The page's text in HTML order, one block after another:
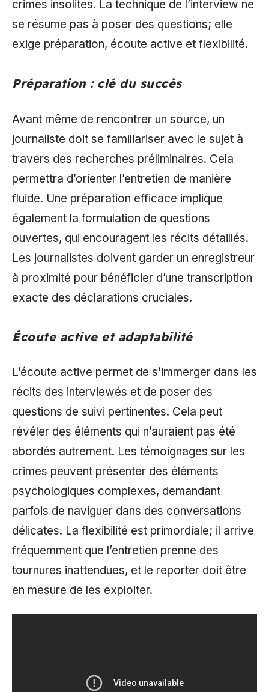
crimes insolites. La technique de l’interview ne
se résume pas à poser des questions; elle
exige préparation, écoute active et flexibilité.
Préparation : clé du succès
Avant même de rencontrer un source, un
journaliste doit se familiariser avec le sujet à
travers des recherches préliminaires. Cela
permettra d’orienter l’entretien de manière
fluide. Une préparation efficace implique
également la formulation de questions
ouvertes, qui encouragent les récits détaillés.
Les journalistes doivent garder un enregistreur
à proximité pour bénéficier d’une transcription
exacte des déclarations cruciales.
Écoute active et adaptabilité
L’écoute active permet de s’immerger dans les
récits des interviewés et de poser des
questions de suivi pertinentes. Cela peut
révéler des éléments qui n’auraient pas été
abordés autrement. Les témoignages sur les
crimes peuvent présenter des éléments
psychologiques complexes, demandant
parfois de naviguer dans des conversations
délicates. La flexibilité est primordiale; il arrive
fréquemment que l’entretien prenne des
tournures inattendues, et le reporter doit être
en mesure de les exploiter.